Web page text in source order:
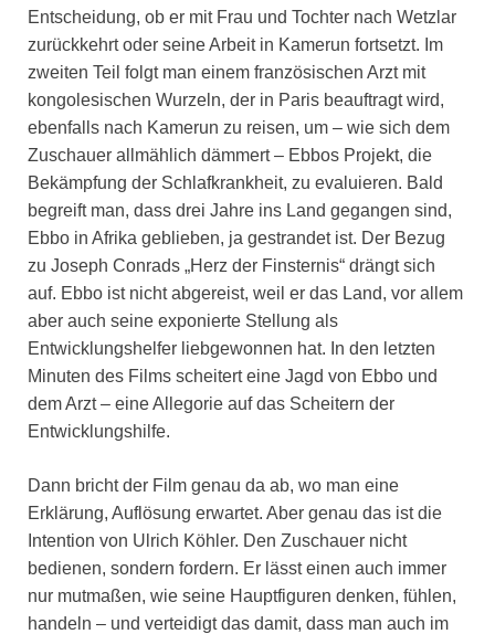
Entscheidung, ob er mit Frau und Tochter nach Wetzlar
zurückkehrt oder seine Arbeit in Kamerun fortsetzt. Im
zweiten Teil folgt man einem französischen Arzt mit
kongolesischen Wurzeln, der in Paris beauftragt wird,
ebenfalls nach Kamerun zu reisen, um – wie sich dem
Zuschauer allmählich dämmert – Ebbos Projekt, die
Bekämpfung der Schlafkrankheit, zu evaluieren. Bald
begreift man, dass drei Jahre ins Land gegangen sind,
Ebbo in Afrika geblieben, ja gestrandet ist. Der Bezug
zu Joseph Conrads „Herz der Finsternis“ drängt sich
auf. Ebbo ist nicht abgereist, weil er das Land, vor allem
aber auch seine exponierte Stellung als
Entwicklungshelfer liebgewonnen hat. In den letzten
Minuten des Films scheitert eine Jagd von Ebbo und
dem Arzt – eine Allegorie auf das Scheitern der
Entwicklungshilfe.
Dann bricht der Film genau da ab, wo man eine
Erklärung, Auflösung erwartet. Aber genau das ist die
Intention von Ulrich Köhler. Den Zuschauer nicht
bedienen, sondern fordern. Er lässt einen auch immer
nur mutmaßen, wie seine Hauptfiguren denken, fühlen,
handeln – und verteidigt das damit, dass man auch im